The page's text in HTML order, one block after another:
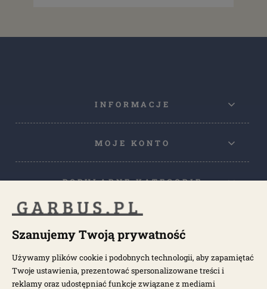
INFORMACJE
MOJE KONTO
POPULARNE KATEGORIE
NEWSLETTER
Szanujemy Twoją prywatność
Używamy plików cookie i podobnych technologii, aby zapamiętać
Twoje ustawienia, prezentować spersonalizowane treści i
reklamy oraz udostępniać funkcje związane z mediami